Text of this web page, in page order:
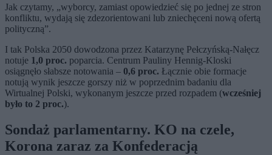
Jak czytamy, „wyborcy, zamiast opowiedzieć się po jednej ze stron
konfliktu, wydają się zdezorientowani lub zniechęceni nową ofertą
polityczną”.
I tak Polska 2050 dowodzona przez Katarzynę Pełczyńską-Nałęcz
notuje 1,0 proc. poparcia. Centrum Pauliny Hennig-Kloski
osiągnęło słabsze notowania – 0,6 proc. Łącznie obie formacje
notują wynik jeszcze gorszy niż w poprzednim badaniu dla
Wirtualnej Polski, wykonanym jeszcze przed rozpadem (wcześniej
było to 2 proc.).
Sondaż parlamentarny. KO na czele,
Korona zaraz za Konfederacją